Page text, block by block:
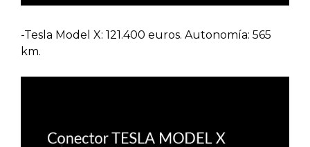
-Tesla Model X: 121.400 euros. Autonomía: 565
km.